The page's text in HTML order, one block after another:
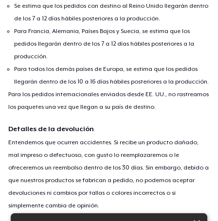
Se estima que los pedidos con destino al Reino Unido llegarán dentro
de los 7 a 12 días hábiles posteriores a la producción.
Para Francia, Alemania, Países Bajos y Suecia, se estima que los
pedidos llegarán dentro de los 7 a 12 días hábiles posteriores a la
producción.
Para todos los demás países de Europa, se estima que los pedidos
llegarán dentro de los 10 a 16 días hábiles posteriores a la producción.
Para los pedidos internacionales enviados desde EE. UU., no rastreamos
los paquetes una vez que llegan a su país de destino.
Detalles de la devolución
Entendemos que ocurren accidentes. Si recibe un producto dañado,
mal impreso o defectuoso, con gusto lo reemplazaremos o le
ofreceremos un reembolso dentro de los 30 días. Sin embargo, debido a
que nuestros productos se fabrican a pedido, no podemos aceptar
devoluciones ni cambios por tallas o colores incorrectos o si
simplemente cambia de opinión.